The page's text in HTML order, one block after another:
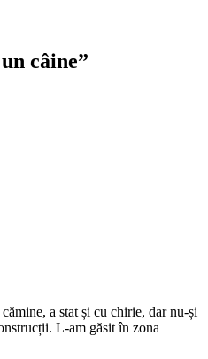
câine”
a stat și cu chirie, dar nu-și
L-am găsit în zona